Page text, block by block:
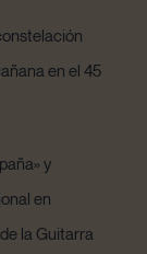
en el 45
y
en
la Guitarra